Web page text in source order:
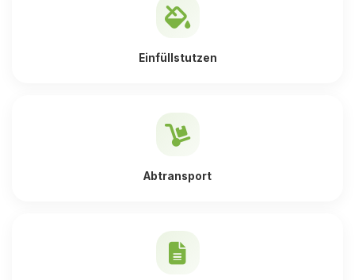
Einfüllstutzen
Abtransport